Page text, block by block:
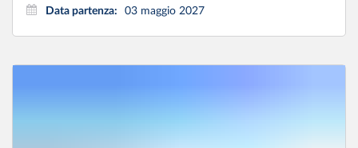
Data partenza:
03 maggio 2027